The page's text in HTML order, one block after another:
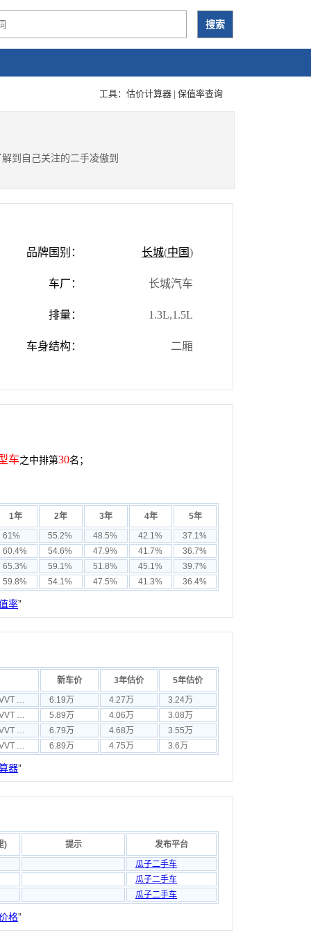
工具： 估价计算器 | 保值率查询
到自己关注的二手凌傲到
品牌国别： 长城(中国)
车厂： 长城汽车
排量： 1.3L,1.5L
车身结构： 二厢
车之中排第30名；
1年 2年 3年 4年
5年
61%
55.2% 48.5% 42.1%
37.1%
60.4%
54.6% 47.9% 41.7%
36.7%
65.3%
59.1% 51.8% 45.1%
39.7%
59.8%
54.1% 47.5% 41.3% 36.4%
率”
新车价 3年估价
5年估价
凌傲 2010款 1.3L VVT 手动精英版
6.19万 4.27万
3.24万
凌傲 2010款 1.5L VVT 手动锋尚版
5.89万 4.06万
3.08万
凌傲 2010款 1.5L VVT CVT超值版
6.79万 4.68万
3.55万
凌傲 2010款 1.5L VVT CVT锋尚版
6.89万 4.75万 3.6万
器”
) 提示
发布平台
瓜子二手车
瓜子二手车
瓜子二手车
格”